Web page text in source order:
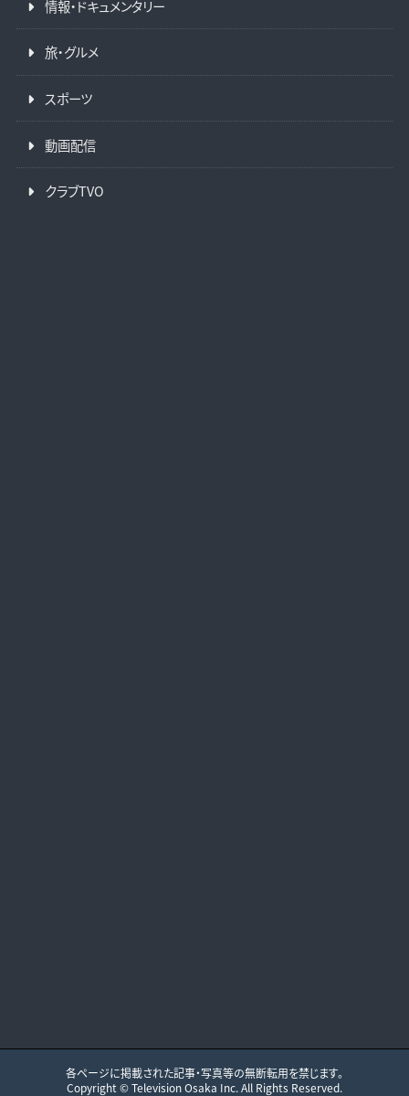
情報・ドキュメンタリー
旅・グルメ
スポーツ
動画配信
クラブTVO
各ページに掲載された記事・写真等の無断転用を禁じます。
Copyright ©Television Osaka Inc. All Rights Reserved.